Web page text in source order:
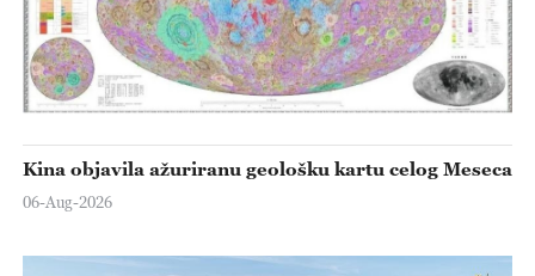
Kina objavila ažuriranu geološku kartu celog Meseca
06-Aug-2026